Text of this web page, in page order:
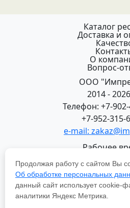
Каталог
Доставка и
О
Вопрос-
ООО
2014 -
Телефон: +7-
+7-952-315-
e-mail:
Рабочее
пн-пт 08:00-
618200,
г.Чусовой, ул.
Политика в отношении
Продолжая работу с сайтом Вы
Об обработке персональных
данный сайт использует cookie-
аналитики Яндекс Метрика.